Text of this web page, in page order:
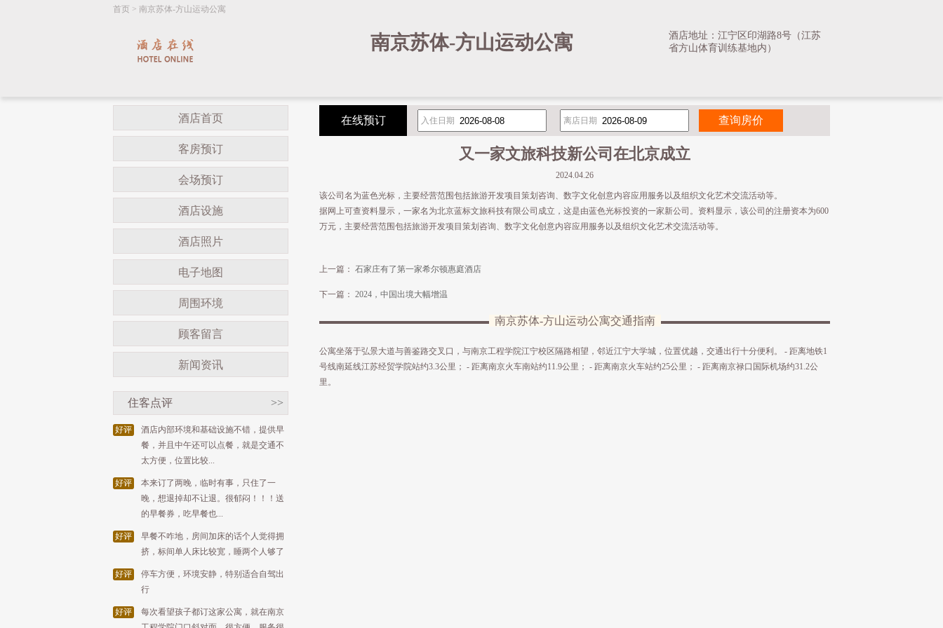
首页 > 南京苏体-方山运动公寓
南京苏体-方山运动公寓
酒店地址：江宁区印湖路8号（江苏
省方山体育训练基地内）
酒店首页
客房预订
会场预订
酒店设施
酒店照片
电子地图
周围环境
顾客留言
新闻资讯
住客点评 >>
好评
酒店内部环境和基础设施不错，提供早
餐，并且中午还可以点餐，就是交通不
太方便，位置比较...
好评
本来订了两晚，临时有事，只住了一
晚，想退掉却不让退。很郁闷！！！送
的早餐券，吃早餐也...
好评
早餐不咋地，房间加床的话个人觉得拥
挤，标间单人床比较宽，睡两个人够了
好评
停车方便，环境安静，特别适合自驾出
行
好评
每次看望孩子都订这家公寓，就在南京
在线预订 入住日期 离店日期
又一家文旅科技新公司在北京成立
2024.04.26
该公司名为蓝色光标，主要经营范围包括旅游开发项目策划咨询、数字文化创意内容应用服务以及组织文化艺术交流活动等。
据网上可查资料显示，一家名为北京蓝标文旅科技有限公司成立，这是由蓝色光标投资的一家新公司。资料显示，该公司的注册资本为600
万元，主要经营范围包括旅游开发项目策划咨询、数字文化创意内容应用服务以及组织文化艺术交流活动等。
上一篇： 石家庄有了第一家希尔顿惠庭酒店
下一篇： 2024，中国出境大幅增温
南京苏体-方山运动公寓交通指南
公寓坐落于弘景大道与善鉴路交叉口，与南京工程学院江宁校区隔路相望，邻近江宁大学城，位置优越，交通出行十分便利。 - 距离地铁1
号线南延线江苏经贸学院站约3.3公里； - 距离南京火车南站约11.9公里； - 距离南京火车站约25公里； - 距离南京禄口国际机场约31.2公
里。